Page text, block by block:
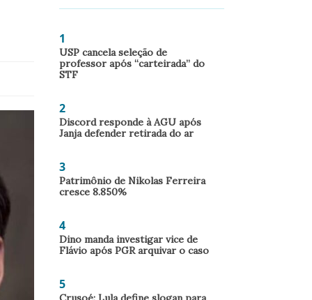
1
USP cancela seleção de
professor após “carteirada” do
STF
2
Discord responde à AGU após
Janja defender retirada do ar
3
Patrimônio de Nikolas Ferreira
cresce 8.850%
4
Dino manda investigar vice de
Flávio após PGR arquivar o caso
5